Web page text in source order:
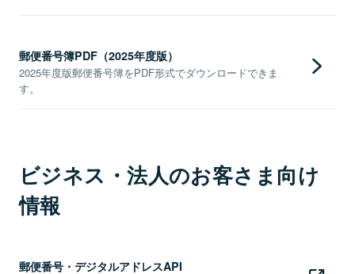
郵便番号簿PDF（2025年度版）
2025年度版郵便番号簿をPDF形式でダウンロードできま
す。
ビジネス・法人のお客さま向け
情報
郵便番号・デジタルアドレスAPI